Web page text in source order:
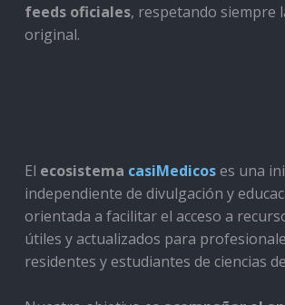
feeds oficiales, respetando siempre
original.
El ecosistema casiMedicoses una
independiente de divulgación y
orientada a facilitar el acceso a
útiles y actualizados para
residentes y estudiantes de ciencias